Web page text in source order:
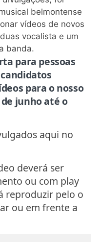
belmontense
vídeos de novos
vocalista e um
banda.
para pessoas
para o nosso
junho até o
aqui no
deverá ser
ou com play
reproduzir pelo o
ou em frente a